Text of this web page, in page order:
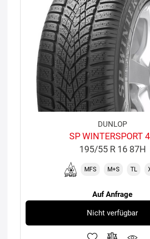
DUNLOP
SP WINTERSPORT
195/55 R 16 87H
MFS M+S TL
Auf Anfrage
Nicht verfügbar